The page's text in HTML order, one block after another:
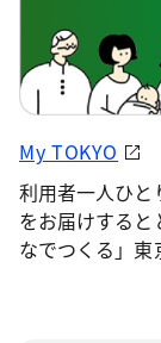
My TOKYO
利用者一人ひと
をお届けする
なでつくる」東